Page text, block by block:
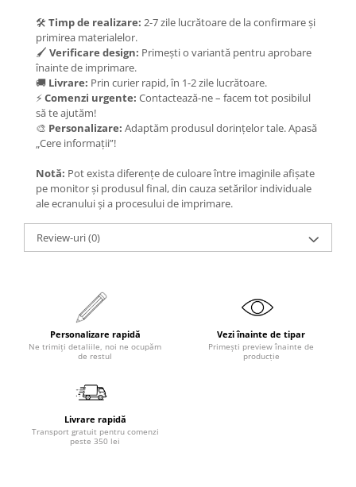
🛠️ Timp de realizare: 2-7 zile lucrătoare de la confirmare și
primirea materialelor.
🖌️ Verificare design: Primești o variantă pentru aprobare
înainte de imprimare.
🚚 Livrare: Prin curier rapid, în 1-2 zile lucrătoare.
⚡ Comenzi urgente: Contactează-ne – facem tot posibilul
să te ajutăm!
🎨 Personalizare: Adaptăm produsul dorințelor tale. Apasă
„Cere informații”!
Notă: Pot exista diferențe de culoare între imaginile afișate
pe monitor și produsul final, din cauza setărilor individuale
ale ecranului și a procesului de imprimare.
Review-uri(0)
Personalizare rapidă
Ne trimiți detaliile, noi ne ocupăm
de restul
Vezi înainte de tipar
Primești preview înainte de
producție
Livrare rapidă
Transport gratuit pentru comenzi
peste 350 lei